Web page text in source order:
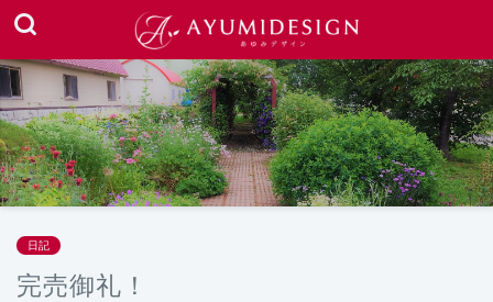
日記
完売御礼！